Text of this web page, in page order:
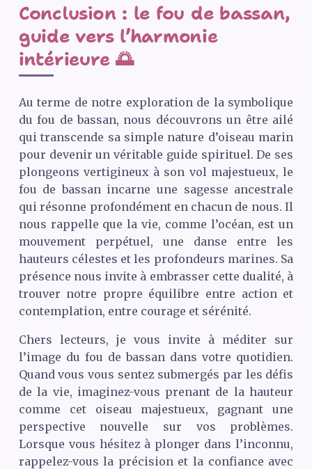
Conclusion : le fou de bassan,
guide vers l’harmonie
intérieure 🌅
Au terme de notre exploration de la symbolique
du fou de bassan, nous découvrons un être ailé
qui transcende sa simple nature d’oiseau marin
pour devenir un véritable guide spirituel. De ses
plongeons vertigineux à son vol majestueux, le
fou de bassan incarne une sagesse ancestrale
qui résonne profondément en chacun de nous. Il
nous rappelle que la vie, comme l’océan, est un
mouvement perpétuel, une danse entre les
hauteurs célestes et les profondeurs marines. Sa
présence nous invite à embrasser cette dualité, à
trouver notre propre équilibre entre action et
contemplation, entre courage et sérénité.
Chers lecteurs, je vous invite à méditer sur
l’image du fou de bassan dans votre quotidien.
Quand vous vous sentez submergés par les défis
de la vie, imaginez-vous prenant de la hauteur
comme cet oiseau majestueux, gagnant une
perspective nouvelle sur vos problèmes.
Lorsque vous hésitez à plonger dans l’inconnu,
rappelez-vous la précision et la confiance avec